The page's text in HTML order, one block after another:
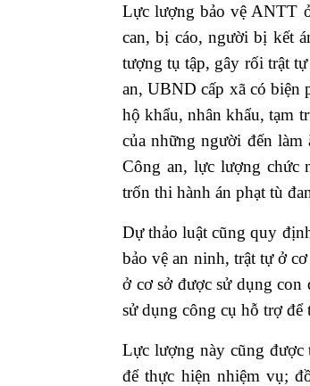
Lực lượng bảo vệ ANTT
can, bị cáo, người bị kết
tượng tụ tập, gây rối trật
an, UBND cấp xã có biện
hộ khẩu, nhân khẩu, tạm
của những người đến
Công an, lực lượng chức
trốn thi hành án phạt tù
Dự thảo luật cũng quy
bảo vệ an ninh, trật tự ở
ở cơ sở được sử dụng
sử dụng công cụ hỗ trợ
Lực lượng này cũng được
để thực hiện nhiệm vụ;